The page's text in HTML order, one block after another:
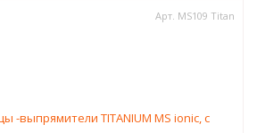
Арт. MS109 Titan